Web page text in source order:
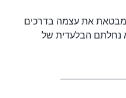
מבטאת את עצמה בדרכים
נחלתם הבלעדית של